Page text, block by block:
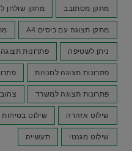
מתקן מסתובב מתקן שולחן
מתקן תצוגה עם כיסים A4
ניתן לשטיפה פתרונות
פתרונות תצוגה לחנויות
פתרונות תצוגה למשרד צהוב
שילוט אזהרה שילוט בטיחות
שילוט מגנטי תעשייה